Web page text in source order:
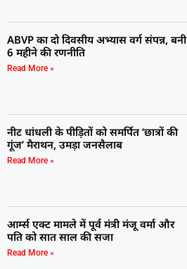
ABVP का दो दिवसीय अभ्यास वर्ग संपन्न, बनी
6 महीने की रणनीति
Read More »
नीट धांधली के पीड़ितों को समर्पित ‘छात्रों की
गूंज’ मैराथन, उमड़ा जनसैलाब
Read More »
आर्म्स एक्ट मामले में पूर्व मंत्री मंजू वर्मा और
पति को सात साल की सजा
Read More »